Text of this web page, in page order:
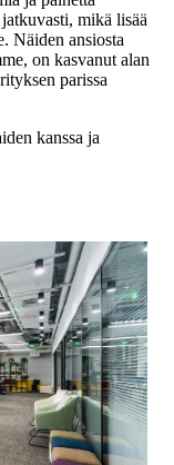
mikä lisää
Näiden ansiosta
on kasvanut alan
parissa
kanssa ja